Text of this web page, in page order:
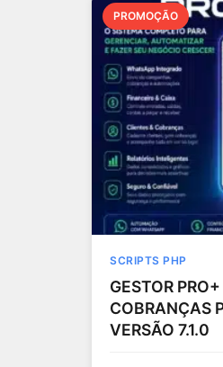
PROMOÇÃO
SCRIPTS PHP
GESTOR
COBRANÇAS
VERSÃO 7.1.0